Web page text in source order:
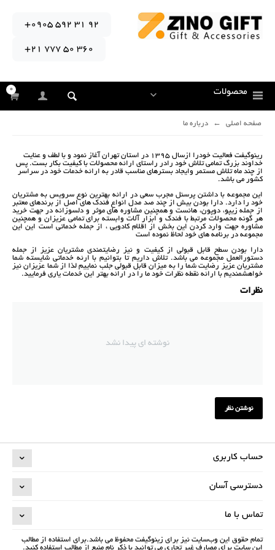
+0905 592 31 92
+21 777 50 360
محصولات 0
صفحه اصلی درباره ما
رینوگیفت فعاليت خودرا ازسال 1395 در استان تهران آغاز نمود و با لطف و عنايت
خداوند بزرگ تمامي تلاش خود رادر راستاي ارائه محصولات با كيفيت بكار بست. پس
از چند ماه تلاش مستمر وايجاد بسترهاي مناسب قادر به ارائه خدمات خود در سراسر
كشور مي باشد.
اين مجموعه با داشتن پرسنل مجرب سعي در ارائه بهترين نوع سرويس به مشتريان
خود را دارد. دارا بودن بيش از چند صد مدل انواع فندک های اصل از برندهای معتبر
از جمله زیپو، دوپون، هانست و همچنين مشاوره هاي موثر و دلسوزانه در جهت خريد
هر گونه محصولات مرتبط با فندک و ابزار آلات وابسته براي تمامي عزيزان و همچنین
مشاوره جهت وارد کردن این بخش از اقلام کادویی ، از جمله خدماتي است اين اين
مجموعه در برنامه هاي خود لحاظ نموده است
دارا بودن سطح قابل قبولي از كيفيت و نيز رضايتمندي مشتريان عزيز از جمله
دستورالعمل مجموعه مي باشد. تلاش داريم تا بتوانيم با ارئه خدماتي شايسته شما
مشتريان عزيز رضايت شما را به ميزان قابل قبولي جلب نماييم لذا از شما عزيزان نيز
خواهشمنديم با ارائه نقطه نظرات خود ما را در ارائه بهتر اين خدمات ياري فرماييد.
نظرات
نوشته ای پیدا نشد
نوشتن نظر
حساب کاربری
دسترسی آسان
تماس با ما
تمام حقوق اين وب‌سايت نیز برای زینوگیفت محفوظ می باشد.برای استفاده از مطالب
این سایت برای مصارف غیر تجاری می توانید با ذکر نام منبع از مطالب استفاده کنید.